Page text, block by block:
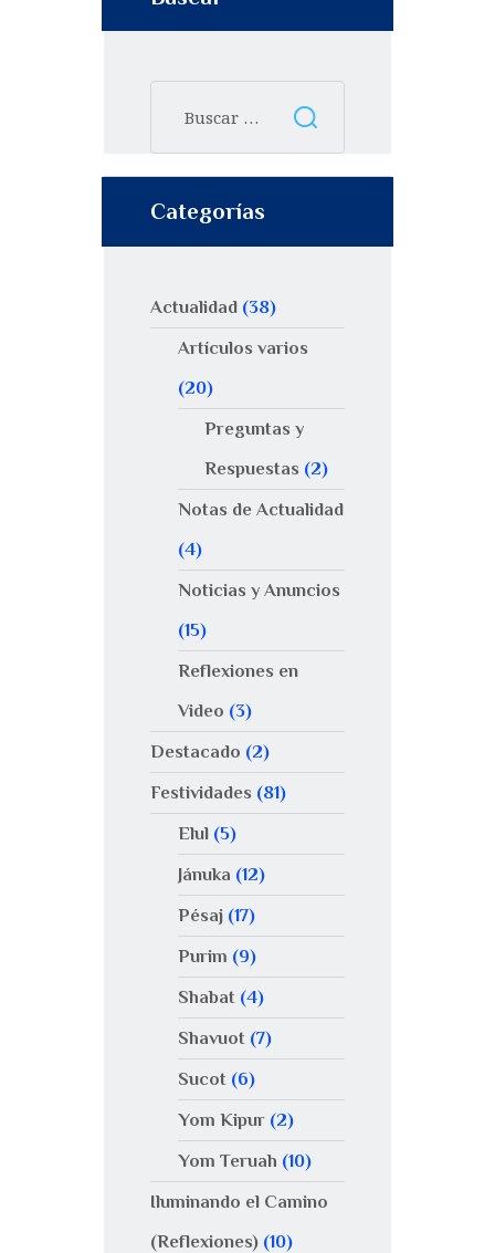
Categorías
Actualidad (38)
Artículos varios
(20)
Preguntas y
Respuestas (2)
Notas de Actualidad
(4)
Noticias y Anuncios
(15)
Reflexiones en
Video (3)
Destacado (2)
Festividades (81)
Elul(5)
Jánuka (12)
Pésaj(17)
Purim (9)
Shabat(4)
Shavuot(7)
Sucot(6)
Yom Kipur(2)
Yom Teruah (10)
Iluminando el Camino
(Reflexiones) (10)